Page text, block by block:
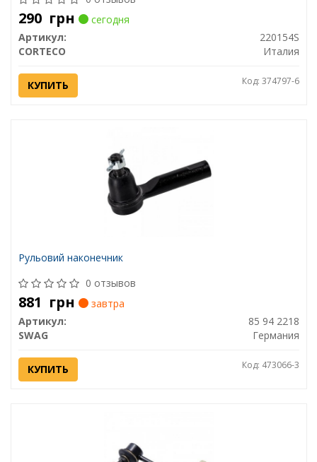
290 грн
сегодня
Артикул:
220154S
CORTECO
Италия
КУПИТЬ Код: 374797-6
Рульовий наконечник
0 отзывов
881 грн
завтра
Артикул:
85 94 2218
SWAG
Германия
КУПИТЬ Код: 473066-3